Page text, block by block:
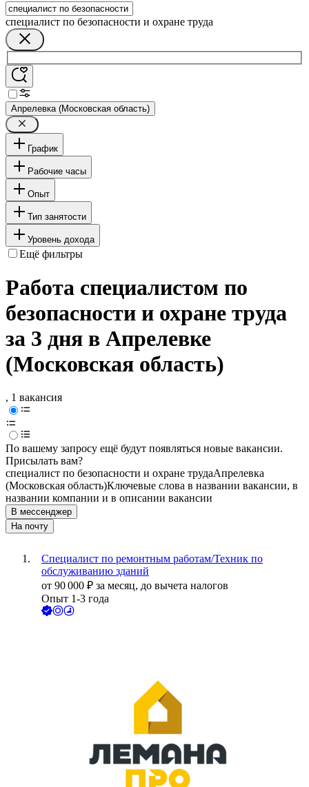
специалист по безопасности и охране труда
Апрелевка (Московская область)
График
Рабочие часы
Опыт
Тип занятости
Уровень дохода
Ещё фильтры
Работа специалистом по
безопасности и охране труда
за 3 дня в Апрелевке
(Московская область)
, 1 вакансия
По вашему запросу ещё будут появляться новые вакансии.
Присылать вам?
специалист по безопасности и охране трудаАпрелевка
(Московская область)Ключевые слова в названии вакансии, в
названии компании и в описании вакансии
В мессенджер
На почту
Специалист по ремонтным работам/Техник по
обслуживанию зданий
от 90 000 ₽ за месяц, до вычета налогов
Опыт 1-3 года